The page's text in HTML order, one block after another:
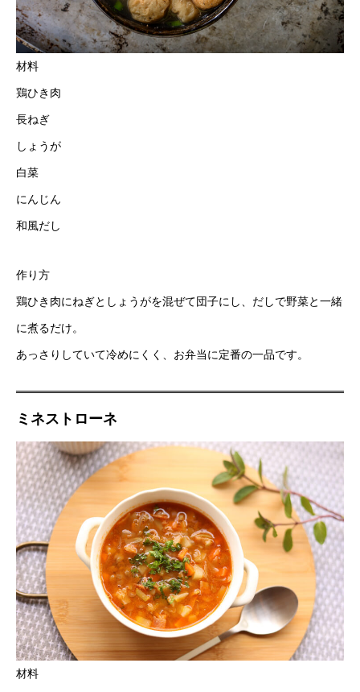
材料
鶏ひき肉
長ねぎ
しょうが
白菜
にんじん
和風だし
作り方
鶏ひき肉にねぎとしょうがを混ぜて団子にし、だしで野菜と一緒
に煮るだけ。
あっさりしていて冷めにくく、お弁当に定番の一品です。
ミネストローネ
材料